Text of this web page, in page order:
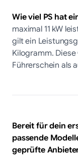
Wie viel PS hat
maximal 11 kW
gilt ein
Kilogramm.
Führerschein als
Bereit für dein
passende
geprüfte